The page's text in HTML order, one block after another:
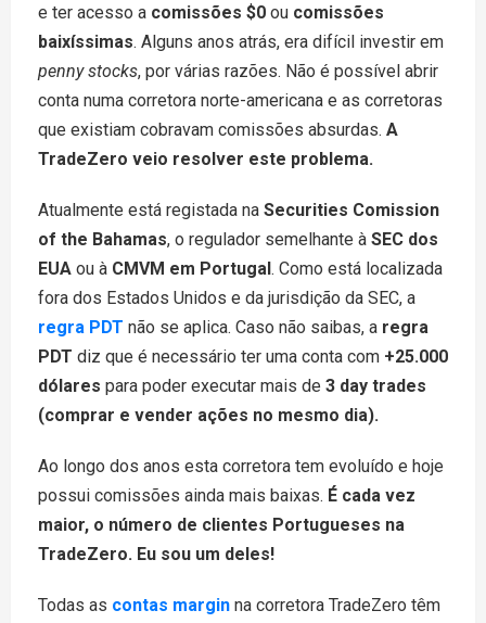
e ter acesso a comissões $0 ou comissões
baixíssimas. Alguns anos atrás, era difícil investir em
penny stocks, por várias razões. Não é possível abrir
conta numa corretora norte-americana e as corretoras
que existiam cobravam comissões absurdas. A
TradeZero veio resolver este problema.
Atualmente está registada na Securities Comission
of the Bahamas, o regulador semelhante à SEC dos
EUA ou à CMVM em Portugal. Como está localizada
fora dos Estados Unidos e da jurisdição da SEC, a
regra PDT não se aplica. Caso não saibas, a regra
PDT diz que é necessário ter uma conta com +25.000
dólares para poder executar mais de 3 day trades
(comprar e vender ações no mesmo dia).
Ao longo dos anos esta corretora tem evoluído e hoje
possui comissões ainda mais baixas. É cada vez
maior, o número de clientes Portugueses na
TradeZero. Eu sou um deles!
Todas as contas margin na corretora TradeZero têm